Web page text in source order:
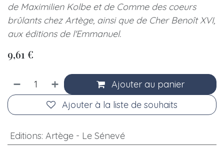
de Maximilien Kolbe et de Comme des coeurs
brûlants chez Artège, ainsi que de Cher Benoît XVI,
aux éditions de l'Emmanuel.
9,61 €
Ajouter au panier
Ajouter à la liste de souhaits
Editions: Artège - Le Sénevé